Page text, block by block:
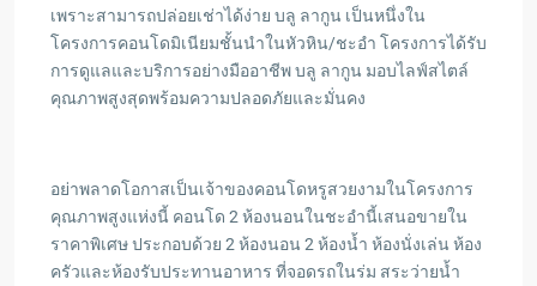
เพราะสามารถปล่อยเช่าได้ง่าย บลู ลากูน เป็นหนึ่งใน
โครงการคอนโดมิเนียมชั้นนำในหัวหิน/ชะอำ โครงการได้รับ
การดูแลและบริการอย่างมืออาชีพ บลู ลากูน มอบไลฟ์สไตล์
คุณภาพสูงสุดพร้อมความปลอดภัยและมั่นคง
อย่าพลาดโอกาสเป็นเจ้าของคอนโดหรูสวยงามในโครงการ
คุณภาพสูงแห่งนี้ คอนโด 2 ห้องนอนในชะอำนี้เสนอขายใน
ราคาพิเศษ ประกอบด้วย 2 ห้องนอน 2 ห้องน้ำ ห้องนั่งเล่น ห้อง
ครัวและห้องรับประทานอาหาร ที่จอดรถในร่ม สระว่ายน้ำ